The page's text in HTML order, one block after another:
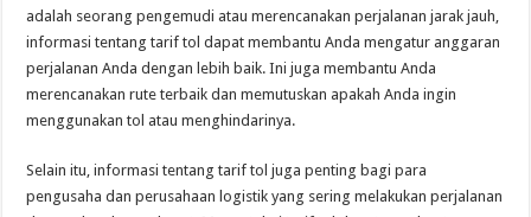
adalah seorang pengemudi atau merencanakan perjalanan jarak jauh,
informasi tentang tarif tol dapat membantu Anda mengatur anggaran
perjalanan Anda dengan lebih baik. Ini juga membantu Anda
merencanakan rute terbaik dan memutuskan apakah Anda ingin
menggunakan tol atau menghindarinya.
Selain itu, informasi tentang tarif tol juga penting bagi para
pengusaha dan perusahaan logistik yang sering melakukan perjalanan